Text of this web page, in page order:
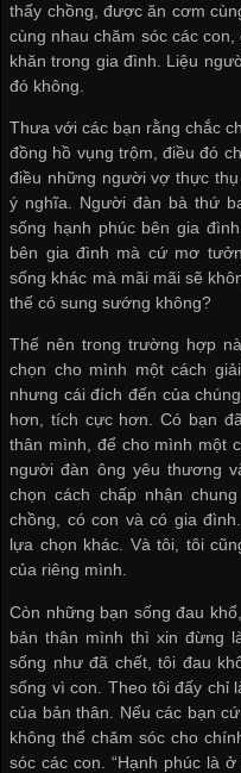
thấy chồng, được ăn cơm
cùng nhau chăm sóc các
khăn trong gia đình. Liệu
đó không.
Thưa với các bạn rằng chắc
đồng hồ vụng trộm, điều đó
điều những người vợ thực
ý nghĩa. Người đàn bà thứ
sống hạnh phúc bên gia
bên gia đình mà cứ mơ
sống khác mà mãi mãi sẽ
thế có sung sướng không?
Thế nên trong trường hợp
chọn cho mình một cách
nhưng cái đích đến của
hơn, tích cực hơn. Có bạn
thân mình, để cho mình một
người đàn ông yêu thương
chọn cách chấp nhận
chồng, có con và có gia
lựa chọn khác. Và tôi, tôi
của riêng mình.
Còn những bạn sống đau
bản thân mình thì xin đừng
sống như đã chết, tôi đau
sống vì con. Theo tôi đấy chỉ
của bản thân. Nếu các bạn
không thể chăm sóc cho
sóc các con. “Hạnh phúc là